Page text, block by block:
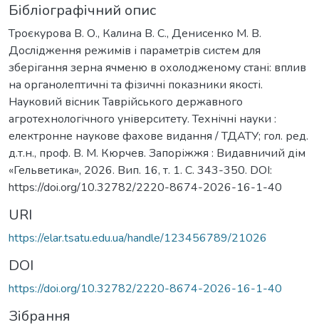
Бібліографічний опис
Троєкурова В. О., Калина В. С., Денисенко М. В.
Дослідження режимів і параметрів систем для
зберігання зерна ячменю в охолодженому стані: вплив
на органолептичні та фізичні показники якості.
Науковий вісник Таврійського державного
агротехнологічного університету. Технічні науки :
електронне наукове фахове видання / ТДАТУ; гол. ред.
д.т.н., проф. В. М. Кюрчев. Запоріжжя : Видавничий дім
«Гельветика», 2026. Вип. 16, т. 1. С. 343-350. DOI:
https://doi.org/10.32782/2220-8674-2026-16-1-40
URI
https://elar.tsatu.edu.ua/handle/123456789/21026
DOI
https://doi.org/10.32782/2220-8674-2026-16-1-40
Зібрання